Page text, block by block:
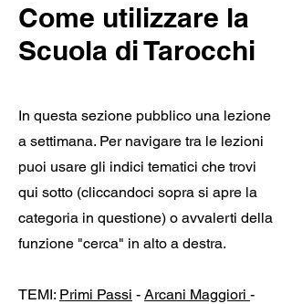
Come utilizzare la
Scuola di Tarocchi
In questa sezione pubblico una lezione
a settimana. Per navigare tra le lezioni
puoi usare gli indici tematici che trovi
qui sotto (cliccandoci sopra si apre la
categoria in questione) o avvalerti della
funzione "cerca" in alto a destra.
TEMI: Primi Passi - Arcani Maggiori -